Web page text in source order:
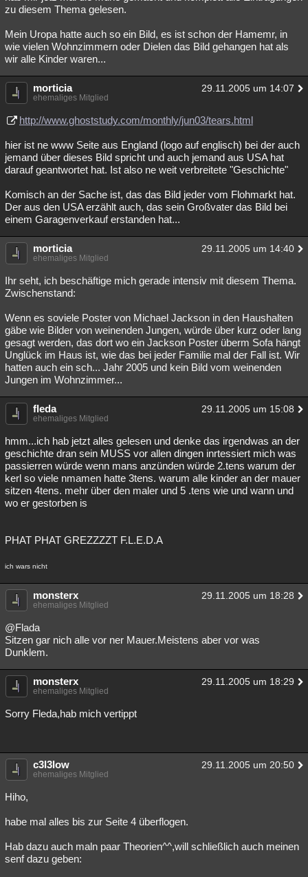
zu diesem Thema gelesen.
Mein Uropa hatte auch so ein Bild, es ist schon der Hamemr, in
wie vielen Wohnzimmern oder Dielen das Bild gehangen hat als
wir alle Kinder waren...
morticia 29.11.2005 um 14:07
ehemaliges Mitglied
http://www.ghoststudy.com/monthly/jun03/tears.html
hier ist ne www Seite aus England (logo auf englisch) bei der auch
jemand über dieses Bild spricht und auch jemand aus USA hat
darauf geantwortet hat. Ist also ne weit verbreitete "Geschichte"
Komisch an der Sache ist, das das Bild jeder vom Flohmarkt hat.
Der aus den USA erzählt auch, das sein Großvater das Bild bei
einem Garagenverkauf erstanden hat...
morticia 29.11.2005 um 14:40
ehemaliges Mitglied
Ihr seht, ich beschäftige mich gerade intensiv mit diesem Thema.
Zwischenstand:
Wenn es soviele Poster von Michael Jackson in den Haushalten
gäbe wie Bilder von weinenden Jungen, würde über kurz oder lang
gesagt werden, das dort wo ein Jackson Poster überm Sofa hängt
Unglück im Haus ist, wie das bei jeder Familie mal der Fall ist. Wir
hatten auch ein sch... Jahr 2005 und kein Bild vom weinenden
Jungen im Wohnzimmer...
fleda 29.11.2005 um 15:08
ehemaliges Mitglied
hmm...ich hab jetzt alles gelesen und denke das irgendwas an der
geschichte dran sein MUSS vor allen dingen inrtessiert mich was
passierren würde wenn mans anzünden würde 2.tens warum der
kerl so viele nmamen hatte 3tens. warum alle kinder an der mauer
sitzen 4tens. mehr über den maler und 5 .tens wie und wann und
wo er gestorben is
PHAT PHAT GREZZZZT F.L.E.D.A
ich wars nicht
monsterx 29.11.2005 um 18:28
ehemaliges Mitglied
@Flada
Sitzen gar nich alle vor ner Mauer.Meistens aber vor was
Dunklem.
monsterx 29.11.2005 um 18:29
ehemaliges Mitglied
Sorry Fleda,hab mich vertippt
c3l3low 29.11.2005 um 20:50
ehemaliges Mitglied
Hiho,
habe mal alles bis zur Seite 4 überflogen.
Hab dazu auch maln paar Theorien^^,will schließlich auch meinen
senf dazu geben: